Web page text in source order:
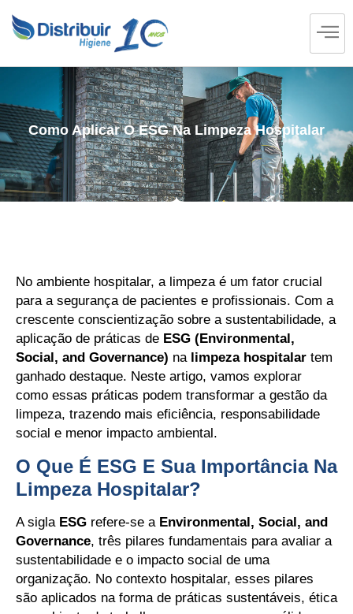
Como Aplicar O ESG Na Limpeza Hospitalar
No ambiente hospitalar, a limpeza é um fator crucial
para a segurança de pacientes e profissionais. Com a
crescente conscientização sobre a sustentabilidade, a
aplicação de práticas de ESG (Environmental,
Social, and Governance) na limpeza hospitalar tem
ganhado destaque. Neste artigo, vamos explorar
como essas práticas podem transformar a gestão da
limpeza, trazendo mais eficiência, responsabilidade
social e menor impacto ambiental.
O Que É ESG E Sua Importância Na
Limpeza Hospitalar?
A sigla ESG refere-se a Environmental, Social, and
Governance, três pilares fundamentais para avaliar a
sustentabilidade e o impacto social de uma
organização. No contexto hospitalar, esses pilares
são aplicados na forma de práticas sustentáveis, ética